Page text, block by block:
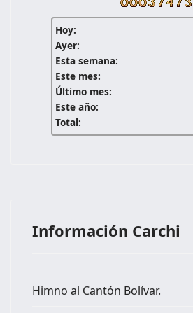
Hoy:
Ayer:
Esta semana:
Este mes:
Último mes:
Este año:
Total:
Información Carchi
Himno al Cantón Bolívar.